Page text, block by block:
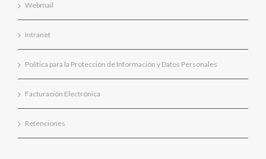
Webmail
Intranet
Política para la Protección de Información y Datos Personales
Facturación Electrónica
Retenciones